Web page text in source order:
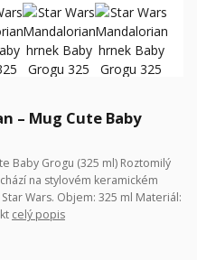
– Mug Cute Baby
Baby Grogu (325 ml) Roztomilý
na stylovém keramickém
Wars. Objem: 325 ml Materiál:
celý popis